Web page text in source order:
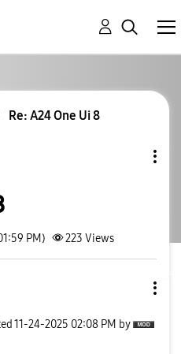
Re: A24 One Ui 8
PM) 223 Views
‎11-24-2025 02:08 PM by